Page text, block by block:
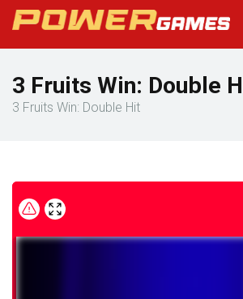
3 Fruits Win: Double
3 Fruits Win: Double Hit